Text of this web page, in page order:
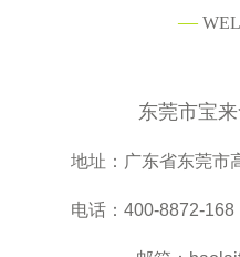
—
东莞市宝
地址：广东省东莞市
电话：400-8872-